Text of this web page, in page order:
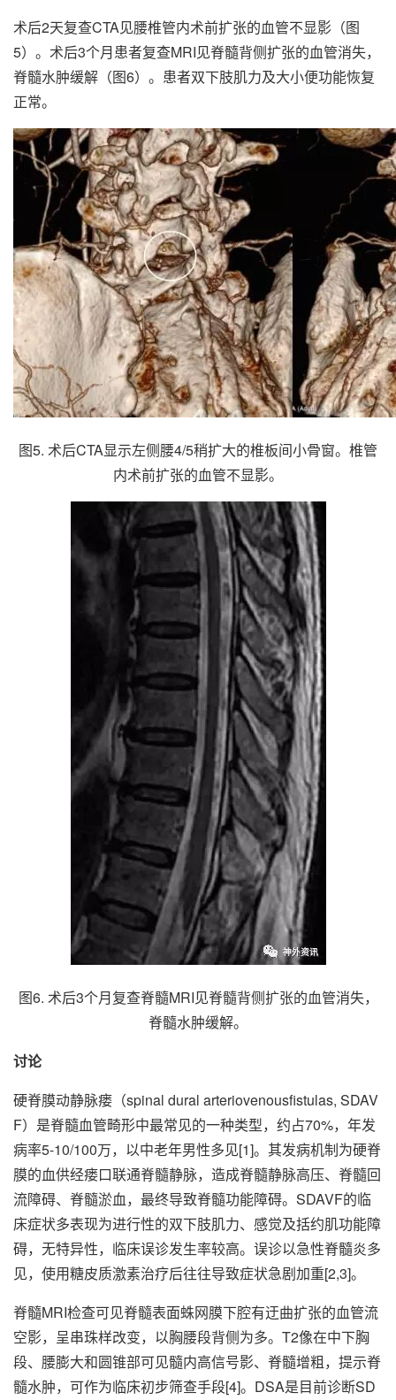
术后2天复查CTA见腰椎管内术前扩张的血管不显影（图
5）。术后3个月患者复查MRI见脊髓背侧扩张的血管消失，
脊髓水肿缓解（图6）。患者双下肢肌力及大小便功能恢复
正常。
图5. 术后CTA显示左侧腰4/5稍扩大的椎板间小骨窗。椎管
内术前扩张的血管不显影。
图6. 术后3个月复查脊髓MRI见脊髓背侧扩张的血管消失，
脊髓水肿缓解。
讨论
硬脊膜动静脉瘘（spinal dural arteriovenousfistulas, SDAV
F）是脊髓血管畸形中最常见的一种类型，约占70%，年发
病率5-10/100万，以中老年男性多见[1]。其发病机制为硬脊
膜的血供经瘘口联通脊髓静脉，造成脊髓静脉高压、脊髓回
流障碍、脊髓淤血，最终导致脊髓功能障碍。SDAVF的临
床症状多表现为进行性的双下肢肌力、感觉及括约肌功能障
碍，无特异性，临床误诊发生率较高。误诊以急性脊髓炎多
见，使用糖皮质激素治疗后往往导致症状急剧加重[2,3]。
脊髓MRI检查可见脊髓表面蛛网膜下腔有迂曲扩张的血管流
空影，呈串珠样改变，以胸腰段背侧为多。T2像在中下胸
段、腰膨大和圆锥部可见髓内高信号影、脊髓增粗，提示脊
髓水肿，可作为临床初步筛查手段[4]。DSA是目前诊断SD